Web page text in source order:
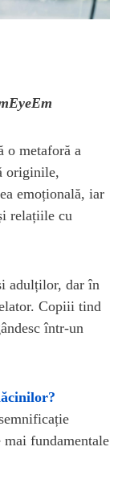
o metaforă a
originile,
emoțională, iar
relațiile cu
adulților, dar în
Copiii tind
într-un
mai fundamentale